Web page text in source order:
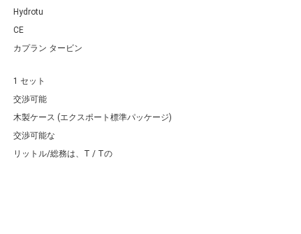
Hydrotu
CE
カプラン タービン
1 セット
交渉可能
木製ケース (エクスポート標準パッケージ)
交渉可能な
リットル/総務は、T / Tの